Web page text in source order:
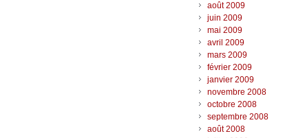
août 2009
juin 2009
mai 2009
avril 2009
mars 2009
février 2009
janvier 2009
novembre 2008
octobre 2008
septembre 2008
août 2008